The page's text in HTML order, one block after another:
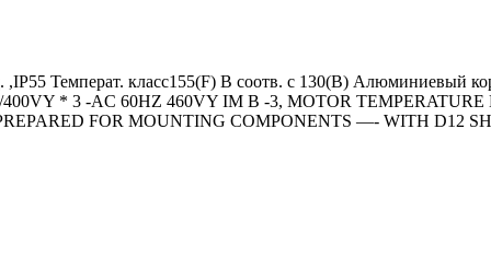
Температ. класс155(F) В соотв. с 130(B) Алюминиевый
* 3 -AC 60HZ 460VY IM B -3, MOTOR
FOR MOUNTING COMPONENTS —- WITH D12